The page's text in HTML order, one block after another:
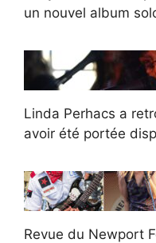
un nouvel album
Linda Perhacs a
avoir été portée
Revue du Newport